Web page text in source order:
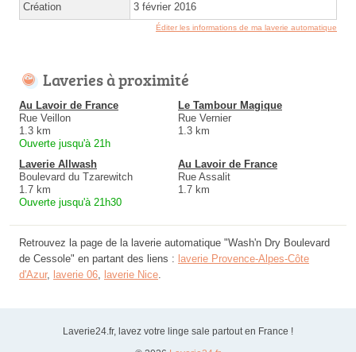
Création 3 février 2016
Éditer les informations de ma laverie automatique
Laveries à proximité
Au Lavoir de France
Rue Veillon
1.3 km
Ouverte jusqu'à 21h
Le Tambour Magique
Rue Vernier
1.3 km
Laverie Allwash
Boulevard du Tzarewitch
1.7 km
Ouverte jusqu'à 21h30
Au Lavoir de France
Rue Assalit
1.7 km
Retrouvez la page de la laverie automatique "Wash'n Dry Boulevard
de Cessole" en partant des liens : laverie Provence-Alpes-Côte
d'Azur, laverie 06, laverie Nice.
Laverie24.fr, lavez votre linge sale partout en France !